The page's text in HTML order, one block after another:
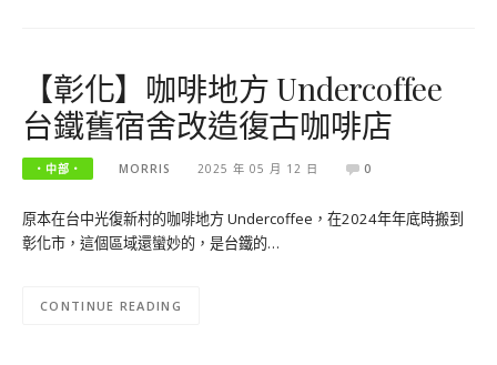
【彰化】咖啡地方 Undercoffee
台鐵舊宿舍改造復古咖啡店
‧中部‧ MORRIS 2025 年 05 月 12 日 0
原本在台中光復新村的咖啡地方 Undercoffee，在2024年年底時搬到
彰化市，這個區域還蠻妙的，是台鐵的…
CONTINUE READING